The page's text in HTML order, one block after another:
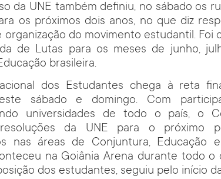
da UNE também definiu, no sábado os
os próximos dois anos, no que diz
organização do movimento estudantil. Foi
de Lutas para os meses de junho,
brasileira.
dos Estudantes chega à reta
sábado e domingo. Com
universidades de todo o país, o
da UNE para o próximo
nas áreas de Conjuntura, Educação
na Goiânia Arena durante todo o
dos estudantes, seguiu pelo início